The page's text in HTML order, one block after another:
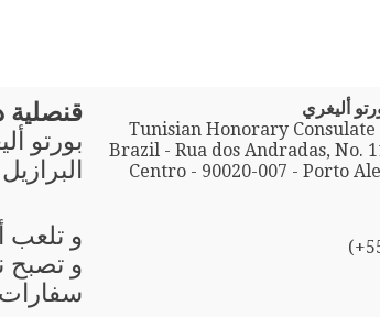
أليغري
Tunisian Honorary
Brazil - Rua dos Andradas, No.
Centro - 90020-007 - Porto
قنصلية
بورتو
البرازيل
و تلعب
و تصبح
سفارات